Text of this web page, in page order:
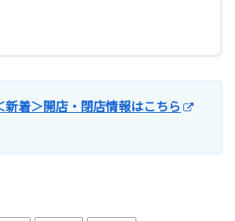
着＞開店・閉店情報はこちら